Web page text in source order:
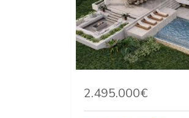
2.495.000€